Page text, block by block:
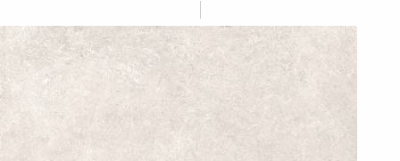
reflète l'harmonie et la beauté de ces lieux.
Sous ces latitudes, la lumière caresse plus qu'elle ne
sculpte, elle crée des atmosphères douces et se reflète
sur des surfaces lumineuses aux couleurs neutres et
naturelles et amplifie les intérieurs. Le style reflète